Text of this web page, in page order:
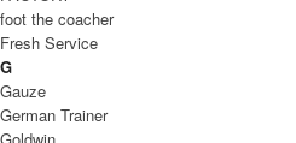
foot the coacher
Fresh Service
G
Gauze
German Trainer